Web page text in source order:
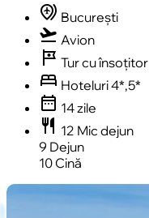
multiple_airports București
flight_takeoff Avion
tour Tur cu însoțitor
bed Hoteluri 4*,5*
date_range 14 zile
restaurant 12 Mic dejun
9 Dejun
10 Cină